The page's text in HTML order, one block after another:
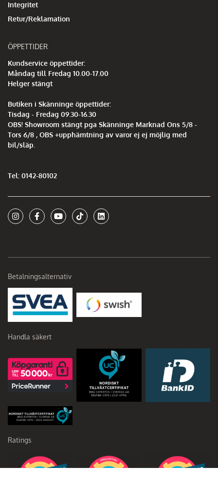
Integritet
Retur/Reklamation
ÖPPETTIDER
Kundservice öppettider:
Måndag till Fredag 10.00-17.00
Helger stängt
Butiken i Skänninge öppettider:
Tisdag - Fredag 09.30-16.30
OBS! Showroom stängt pga Skänninge Marknad Ons 5/8 -
Tors 6/8 , OBS +upphämtning av varor ej ej möjlig med
bil/släp.
Tel: 0142-80102
Betalningsalternativ
Handla säkert
Ratings